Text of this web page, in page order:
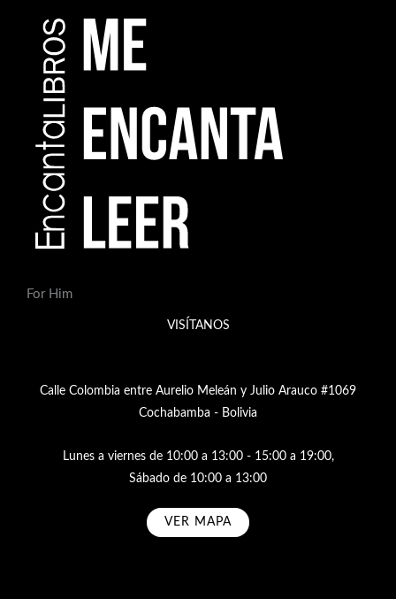
For Him
VISÍTANOS
Calle Colombia entre Aurelio Meleán y Julio Arauco #1069
Cochabamba - Bolivia
Lunes a viernes de 10:00 a 13:00 - 15:00 a 19:00,
Sábado de 10:00 a 13:00
VER MAPA